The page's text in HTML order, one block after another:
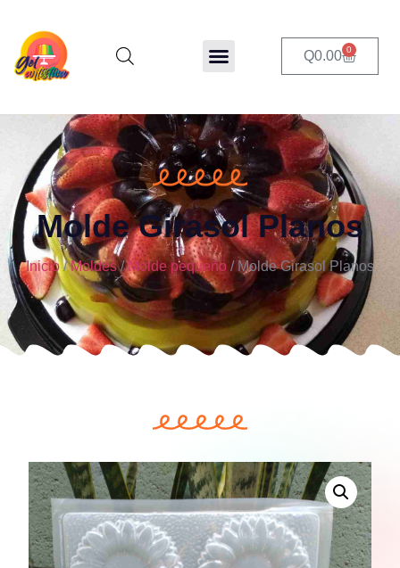
Q0.00 0
Molde Girasol Planos
Inicio/Moldes/Molde pequeño / Molde Girasol Planos